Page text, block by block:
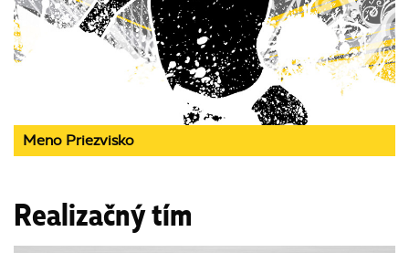
Meno Priezvisko
Realizačný tím